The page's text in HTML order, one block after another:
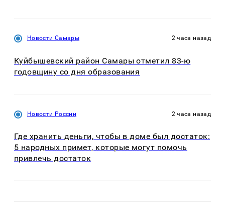
Новости Самары 2 часа назад
Куйбышевский район Самары отметил 83-ю
годовщину со дня образования
Новости России 2 часа назад
Где хранить деньги, чтобы в доме был достаток:
5 народных примет, которые могут помочь
привлечь достаток